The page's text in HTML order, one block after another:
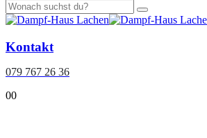
Kontakt
079 767 26 36
00